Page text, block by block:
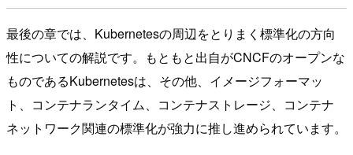
最後の章では、Kubernetesの周辺をとりまく標準化の方向
性についての解説です。もともと出自がCNCFのオープンな
ものであるKubernetesは、その他、イメージフォーマッ
ト、コンテナランタイム、コンテナストレージ、コンテナ
ネットワーク関連の標準化が強力に推し進められています。